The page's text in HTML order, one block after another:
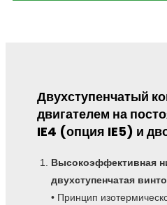
Двухступенчатый
двигателем на
IE4 (опция IE5) и
Высокоэффективная
двухступенчатая
• Принцип